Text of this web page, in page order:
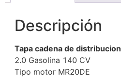
Descripción
Tapa cadena de distribucion
2.0 Gasolina 140 CV
Tipo motor MR20DE